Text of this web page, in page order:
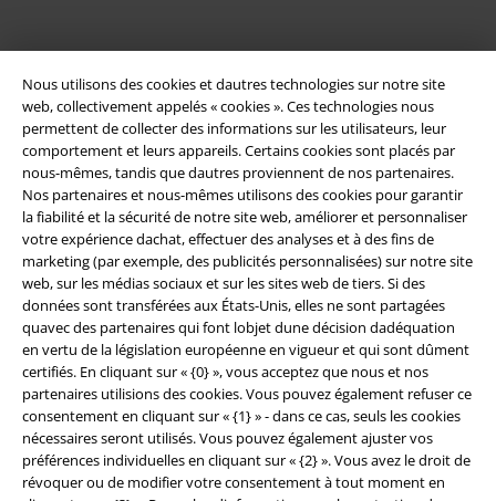
Nous utilisons des cookies et dautres technologies sur notre site
web, collectivement appelés « cookies ». Ces technologies nous
permettent de collecter des informations sur les utilisateurs, leur
comportement et leurs appareils. Certains cookies sont placés par
nous-mêmes, tandis que dautres proviennent de nos partenaires.
Nos partenaires et nous-mêmes utilisons des cookies pour garantir
la fiabilité et la sécurité de notre site web, améliorer et personnaliser
votre expérience dachat, effectuer des analyses et à des fins de
marketing (par exemple, des publicités personnalisées) sur notre site
web, sur les médias sociaux et sur les sites web de tiers. Si des
données sont transférées aux États-Unis, elles ne sont partagées
quavec des partenaires qui font lobjet dune décision dadéquation
en vertu de la législation européenne en vigueur et qui sont dûment
certifiés. En cliquant sur « {0} », vous acceptez que nous et nos
partenaires utilisions des cookies. Vous pouvez également refuser ce
consentement en cliquant sur « {1} » - dans ce cas, seuls les cookies
nécessaires seront utilisés. Vous pouvez également ajuster vos
préférences individuelles en cliquant sur « {2} ». Vous avez le droit de
révoquer ou de modifier votre consentement à tout moment en
Légal
Conditions générales
Éditeur
Clauses de confidentialité
Élimination des déchets et protection de l'environnement
Déclaration de Conformité